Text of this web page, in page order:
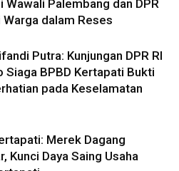
Wawali Palembang dan DPR
Warga dalam Reses
Putra: Kunjungan DPR RI
Siaga BPBD Kertapati Bukti
pada Keselamatan
Merek Dagang
Kunci Daya Saing Usaha